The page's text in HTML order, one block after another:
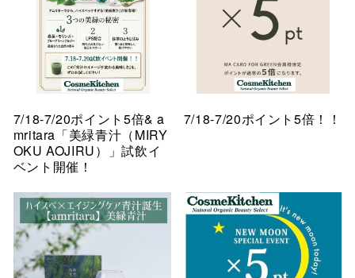
7/18-7/20ポイント5倍& a
mritara「美緑青汁（MIRY
OKU AOJIRU）」試飲イ
ベント開催！
7/18-7/20ポイント5倍！！